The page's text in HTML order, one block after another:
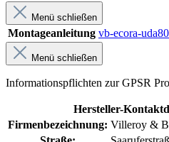
Menü schließen
Montageanleitung vb-ecora-
Menü schließen
Informationspflichten zur GPSR
Hersteller-
Firmenbezeichnung: Villeroy &